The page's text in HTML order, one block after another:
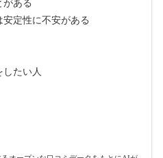
がある
安定性に不安がある
したい人